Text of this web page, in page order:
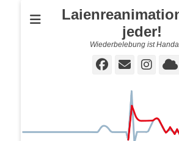
jeder!
Wiederbelebung ist
Facebook
E-